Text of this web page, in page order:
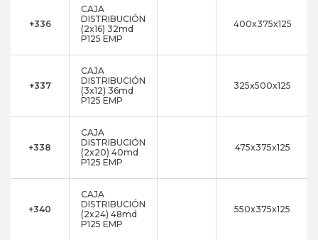
+336
CAJA
DISTRIBUCIÓN
(2x16) 32md
P125 EMP
400x375x125
+337
CAJA
DISTRIBUCIÓN
(3x12) 36md
P125 EMP
325x500x125
+338
CAJA
DISTRIBUCIÓN
(2x20) 40md
P125 EMP
475x375x125
+340
CAJA
DISTRIBUCIÓN
(2x24) 48md
P125 EMP
550x375x125